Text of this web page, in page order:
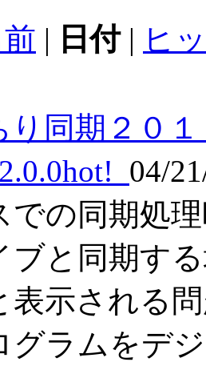
| 日付 | ヒ
り同期２０
hot! 04/
での同期処
ブと同期す
表示される
グラムをデ